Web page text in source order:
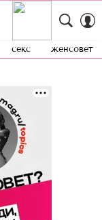
секс женсовет